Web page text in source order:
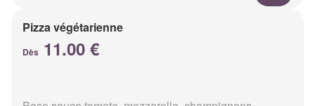
Pizza végétarienne
Dès 11.00 €